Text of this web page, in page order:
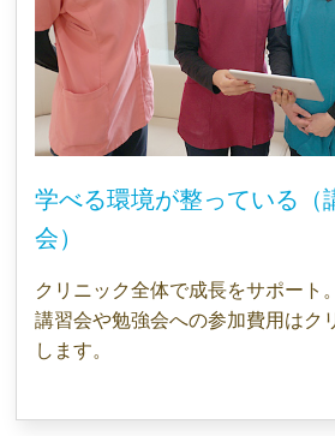
学べる環境が整っている（
会）
クリニック全体で成長をサポート。
講習会や勉強会への参加費用はク
します。